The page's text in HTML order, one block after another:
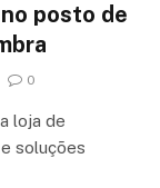
posto de
0
loja de
soluções